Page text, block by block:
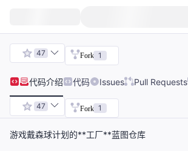
47 Fork 1
代码介绍 代码 Issues Pull Requests
47 Fork 1
游戏戴森球计划的**工厂**蓝图仓库